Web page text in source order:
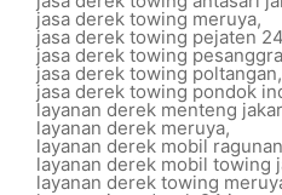
jasa derek towing meruya,
jasa derek towing pejaten
jasa derek towing
jasa derek towing poltangan,
jasa derek towing pondok
layanan derek menteng
layanan derek meruya,
layanan derek mobil
layanan derek mobil towing
layanan derek towing